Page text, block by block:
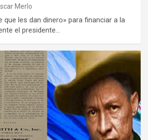
Merlo
que les dan dinero» para financiar a la
el presidente…